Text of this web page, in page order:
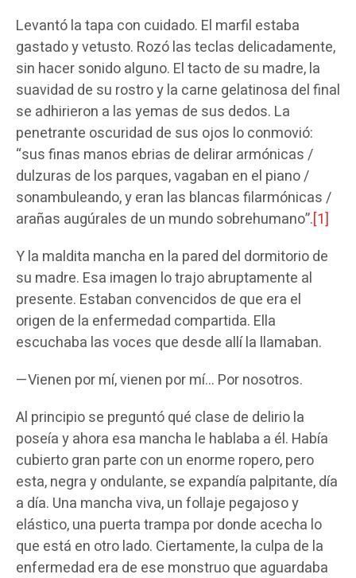
Levantó la tapa con cuidado. El marfil estaba
gastado y vetusto. Rozó las teclas delicadamente,
sin hacer sonido alguno. El tacto de su madre, la
suavidad de su rostro y la carne gelatinosa del final
se adhirieron a las yemas de sus dedos. La
penetrante oscuridad de sus ojos lo conmovió:
“sus finas manos ebrias de delirar armónicas /
dulzuras de los parques, vagaban en el piano /
sonambuleando, y eran las blancas filarmónicas /
arañas augúrales de un mundo sobrehumano”.[1]
Y la maldita mancha en la pared del dormitorio de
su madre. Esa imagen lo trajo abruptamente al
presente. Estaban convencidos de que era el
origen de la enfermedad compartida. Ella
escuchaba las voces que desde allí la llamaban.
—Vienen por mí, vienen por mí… Por nosotros.
Al principio se preguntó qué clase de delirio la
poseía y ahora esa mancha le hablaba a él. Había
cubierto gran parte con un enorme ropero, pero
esta, negra y ondulante, se expandía palpitante, día
a día. Una mancha viva, un follaje pegajoso y
elástico, una puerta trampa por donde acecha lo
que está en otro lado. Ciertamente, la culpa de la
enfermedad era de ese monstruo que aguardaba